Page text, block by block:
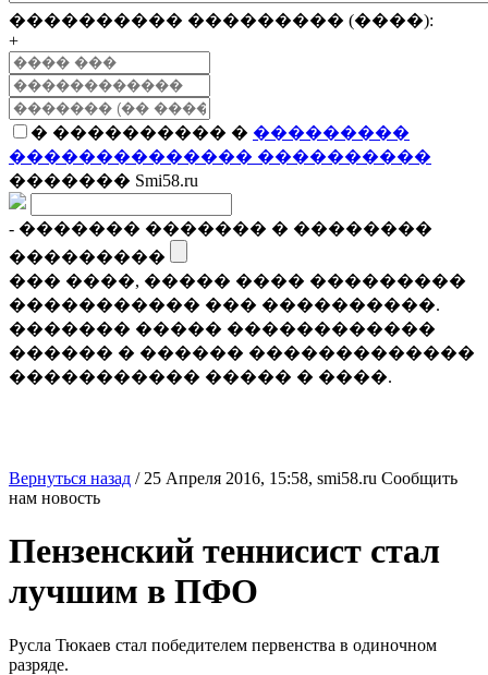
���������� ��������� (����):
+
� ���������� � ���������
�������������� ����������
������� Smi58.ru
- ������� ������� � ��������
���������
��� ����, ����� ���� ���������
����������� ��� ����������.
������� ����� ������������
������ � ������ �������������
����������� ����� � ����.
Вернуться назад / 25 Апреля 2016, 15:58, smi58.ru Сообщить
нам новость
Пензенский теннисист стал
лучшим в ПФО
Русла Тюкаев стал победителем первенства в одиночном
разряде.